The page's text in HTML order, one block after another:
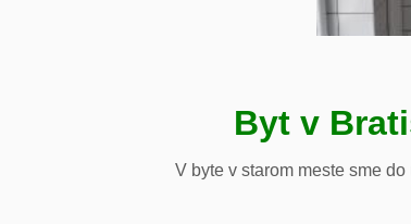
Byt v
V byte v starom meste sme